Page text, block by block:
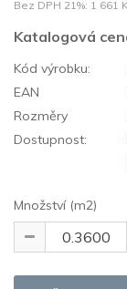
Bez DPH 21%: 1 661
Katalogová
Kód výrobku:
EAN
Rozměry
Dostupnost:
Množství (m2)